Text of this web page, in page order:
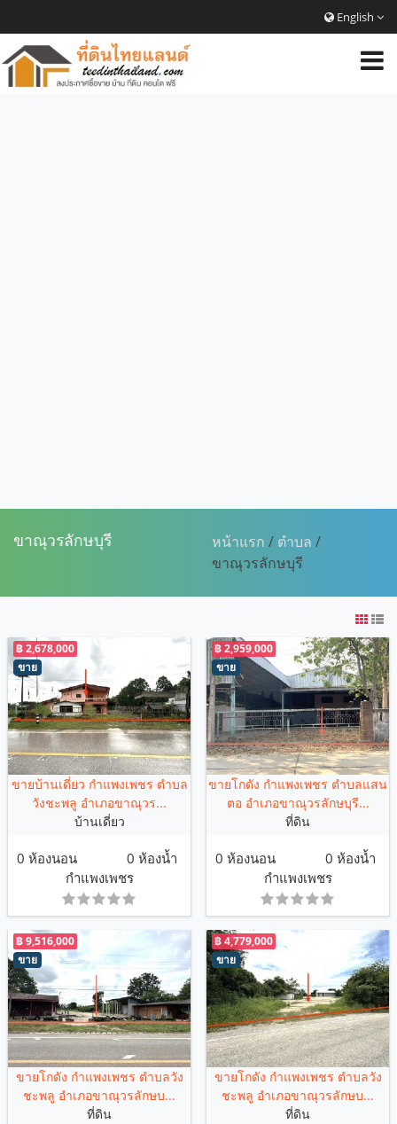
English
ขาณุวรลักษบุรี หน้าแรก / ตำบล /
ขาณุวรลักษบุรี
ขาย
฿ 2,678,000
ขายบ้านเดี่ยว กำแพงเพชร ตำบล
วังชะพลู อำเภอขาณุวร...
บ้านเดี่ยว
0 ห้องนอน
0 ห้องน้ำ
กำแพงเพชร
ขาย
฿ 2,959,000
ขายโกดัง กำแพงเพชร ตำบลแสน
ตอ อำเภอขาณุวรลักษบุรี...
ที่ดิน
0 ห้องนอน
0 ห้องน้ำ
กำแพงเพชร
ขาย
฿ 9,516,000
ขายโกดัง กำแพงเพชร ตำบลวัง
ชะพลู อำเภอขาณุวรลักษบ...
ที่ดิน
ขาย
฿ 4,779,000
ขายโกดัง กำแพงเพชร ตำบลวัง
ชะพลู อำเภอขาณุวรลักษบ...
ที่ดิน